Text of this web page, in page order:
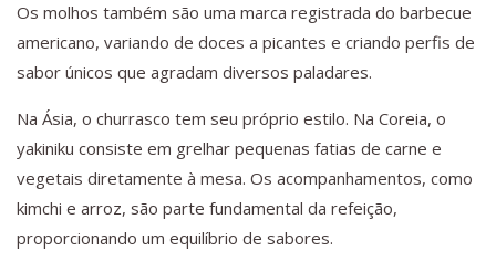
Os molhos também são uma marca registrada do barbecue
americano, variando de doces a picantes e criando perfis de
sabor únicos que agradam diversos paladares.
Na Ásia, o churrasco tem seu próprio estilo. Na Coreia, o
yakiniku consiste em grelhar pequenas fatias de carne e
vegetais diretamente à mesa. Os acompanhamentos, como
kimchi e arroz, são parte fundamental da refeição,
proporcionando um equilíbrio de sabores.